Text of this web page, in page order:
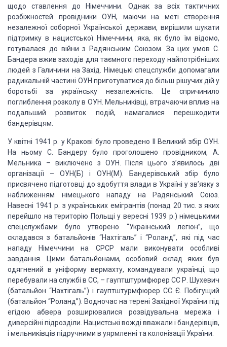
щодо ставлення до Німеччини. Однак за всіх тактичних
розбіжностей провідники ОУН, маючи на меті створення
незалежної соборної Української держави, вирішили шукати
підтримку в нацистської Німеччини, яка, як було їм відомо,
готувалася до війни з Радянським Союзом. За цих умов С.
Бандера вжив заходів для таємного переходу найпотрібніших
людей з Галичини на Захід. Німецькі спецслужби допомагали
радикальній частині ОУН приготуватися до більш рішучих дій у
боротьбі за українську незалежність. Це спричинило
поглиблення розколу в ОУН. Мельниківці, втрачаючи вплив на
подальший розвиток подій, намагалися перешкодити
бандерівцям.
У квітні 1941 р. у Кракові було проведено ІІ Великий збір ОУН.
На ньому С. Бандеру було проголошено провідником, А.
Мельника – виключено з ОУН. Після цього з’явилось дві
організації – ОУН(Б) і ОУН(М). Бандерівський збір було
присвячено підготовці до здобуття влади в Україні у зв’язку з
наближенням німецького нападу на Радянський Союз.
Навесні 1941 р. з українських емігрантів (понад 20 тис. з яких
перейшло на територію Польщі у вересні 1939 р.) німецькими
спецслужбами було утворено “Український легіон”, що
складався з батальйонів “Нахтігаль” і “Роланд”, які під час
нападу Німеччини на СРСР мали виконувати особливі
завдання. Цими батальйонами, особовий склад яких був
одягнений в уніформу вермахту, командували українці, що
перебували на службі в СС, – гауптштурмфюрер СС Р. Шухевич
(батальйон “Нахтігаль”) і гауптштурмфюрер СС Є. Побігущий
(батальйон “Роланд”). Водночас на терені Західної України під
егідою абвера розширювалися розвідувальна мережа і
диверсійні підрозділи. Нацистські вожді вважали і бандерівців,
і мельниківців підручними в уярмленні та колонізації України.